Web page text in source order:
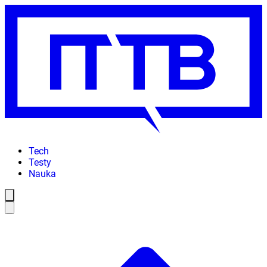
Tech
Testy
Nauka